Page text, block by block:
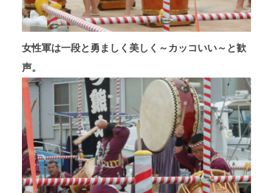
女性軍は一段と勇ましく美しく～カッコいい～と歓
声。